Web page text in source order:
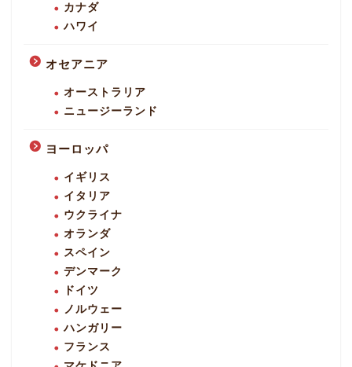
カナダ
ハワイ
オセアニア
オーストラリア
ニュージーランド
ヨーロッパ
イギリス
イタリア
ウクライナ
オランダ
スペイン
デンマーク
ドイツ
ノルウェー
ハンガリー
フランス